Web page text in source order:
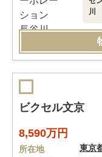
川
ビクセル文京
8,590万円
所在地 東京